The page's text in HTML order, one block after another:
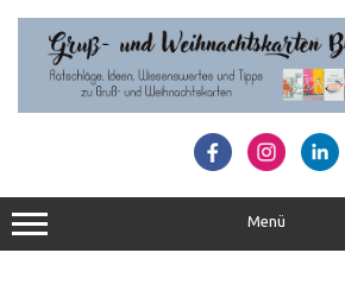
Inhalt
springen
Menü